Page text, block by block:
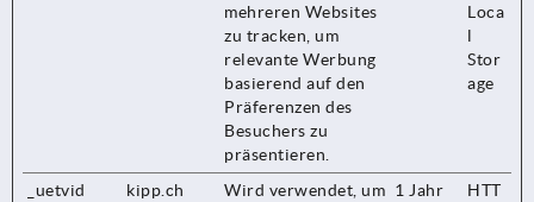
mehreren Websites
zu tracken, um
relevante Werbung
basierend auf den
Präferenzen des
Besuchers zu
präsentieren.
Loca
l
Stor
age
_uetvid kipp.ch
Wird verwendet, um 1 Jahr
HTT